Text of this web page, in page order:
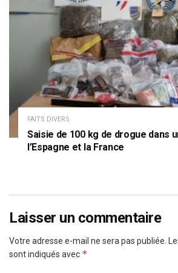
FAITS DIVERS
Saisie de 100 kg de drogue dans
l’Espagne et la France
Laisser un commentaire
Votre adresse e-mail ne sera pas publiée.
sont indiqués avec *